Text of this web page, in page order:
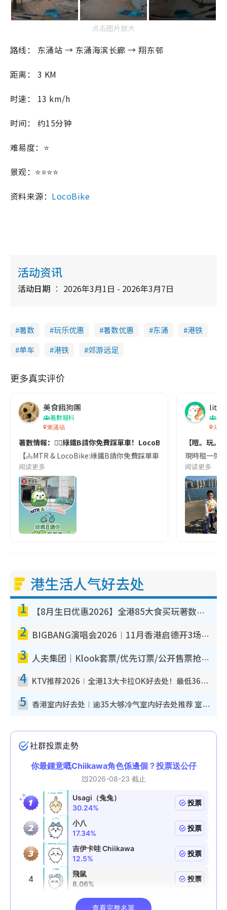
点击图片放大
路线： 东涌站 → 东涌海滨长廊 → 翔东邨
距离： 3 KM
时速： 13 km/h
时间： 约15分钟
难易度：⭐️
景观：⭐️⭐⭐️⭐️
资料来源： LocoBike
活动资讯
活动日期 2026年3月1日 - 2026年3月7日
著数 玩乐优惠 著数优惠 东涌
港铁
单车
港铁 郊游远足
更多真实评价
美食餓狗團
著數報料
東涌站
著數情報：🚴‍♂️綠鐵B請你免費踩單車！LocoBike限時優惠🌿
【🚴️MTR & LocoBike:綠鐵B請你免費踩單車🌿】今個星期
阅读更多
親
火炭
【暟。玩。
現時租一架
阅读更多
港生活人气好去处
1 【8月生日优惠2026】全港85大食买玩著数攻略 自助餐/火锅放题同行免费＋诚品/DONKI送现金券
2 BIGBANG演唱会2026︱11月香港启德开3场！实名制VIP申请、优先购票攻略
3 人夫集团｜Klook套票/优先订票/公开售票抢票攻略！附票价.购票连结.场地座位表
4 KTV推荐2026︱全港13大卡拉OK好去处！最低36元起 日语歌都有！(附地址+收费详情)
5 香港室内好去处︱逾35大够冷气室内好去处推荐 室内活动免费避雨无惧下雨